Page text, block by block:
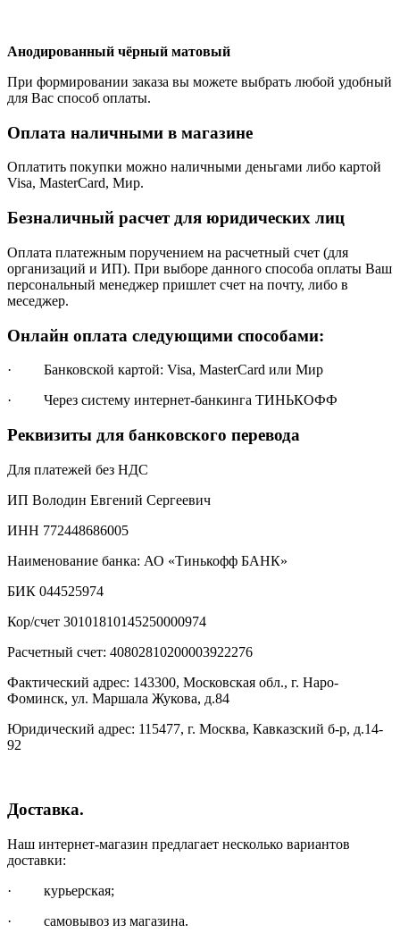
Анодированный чёрный матовый
При формировании заказа вы можете выбрать любой удобный
для Вас способ оплаты.
Оплата наличными в магазине
Оплатить покупки можно наличными деньгами либо картой
Visa, MasterCard, Мир.
Безналичный расчет для юридических лиц
Оплата платежным поручением на расчетный счет (для
организаций и ИП). При выборе данного способа оплаты Ваш
персональный менеджер пришлет счет на почту, либо в
меседжер.
Онлайн оплата следующими способами:
· Банковской картой: Visa, MasterCard или Мир
· Через систему интернет-банкинга ТИНЬКОФФ
Реквизиты для банковского перевода
Для платежей без НДС
ИП Володин Евгений Сергеевич
ИНН 772448686005
Наименование банка: АО «Тинькофф БАНК»
БИК 044525974
Кор/счет 30101810145250000974
Расчетный счет: 40802810200003922276
Фактический адрес: 143300, Московская обл., г. Наро-
Фоминск, ул. Маршала Жукова, д.84
Юридический адрес: 115477, г. Москва, Кавказский б-р, д.14-
92
Доставка.
Наш интернет-магазин предлагает несколько вариантов
доставки:
· курьерская;
· самовывоз из магазина.